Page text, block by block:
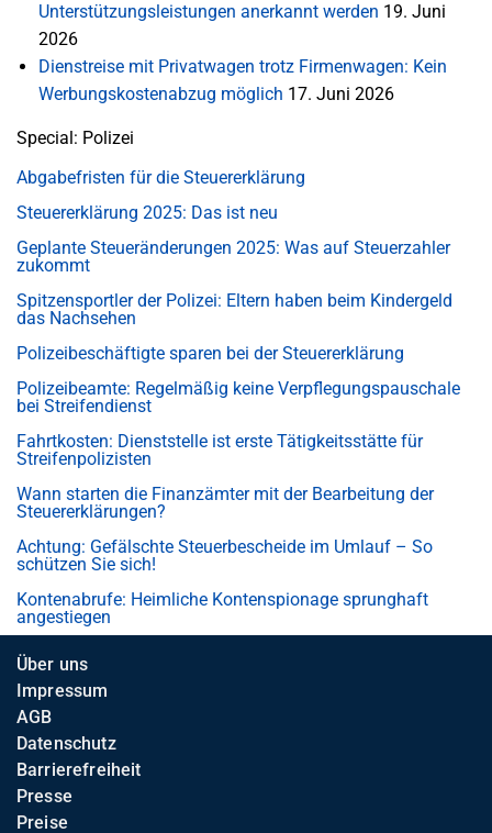
Unterstützungsleistungen anerkannt werden 19. Juni
2026
Dienstreise mit Privatwagen trotz Firmenwagen: Kein
Werbungskostenabzug möglich 17. Juni 2026
Special: Polizei
Abgabefristen für die Steuererklärung
Steuererklärung 2025: Das ist neu
Geplante Steueränderungen 2025: Was auf Steuerzahler
zukommt
Spitzensportler der Polizei: Eltern haben beim Kindergeld
das Nachsehen
Polizeibeschäftigte sparen bei der Steuererklärung
Polizeibeamte: Regelmäßig keine Verpflegungspauschale
bei Streifendienst
Fahrtkosten: Dienststelle ist erste Tätigkeitsstätte für
Streifenpolizisten
Wann starten die Finanzämter mit der Bearbeitung der
Steuererklärungen?
Achtung: Gefälschte Steuerbescheide im Umlauf – So
schützen Sie sich!
Kontenabrufe: Heimliche Kontenspionage sprunghaft
angestiegen
Über uns
Impressum
AGB
Datenschutz
Barrierefreiheit
Presse
Preise